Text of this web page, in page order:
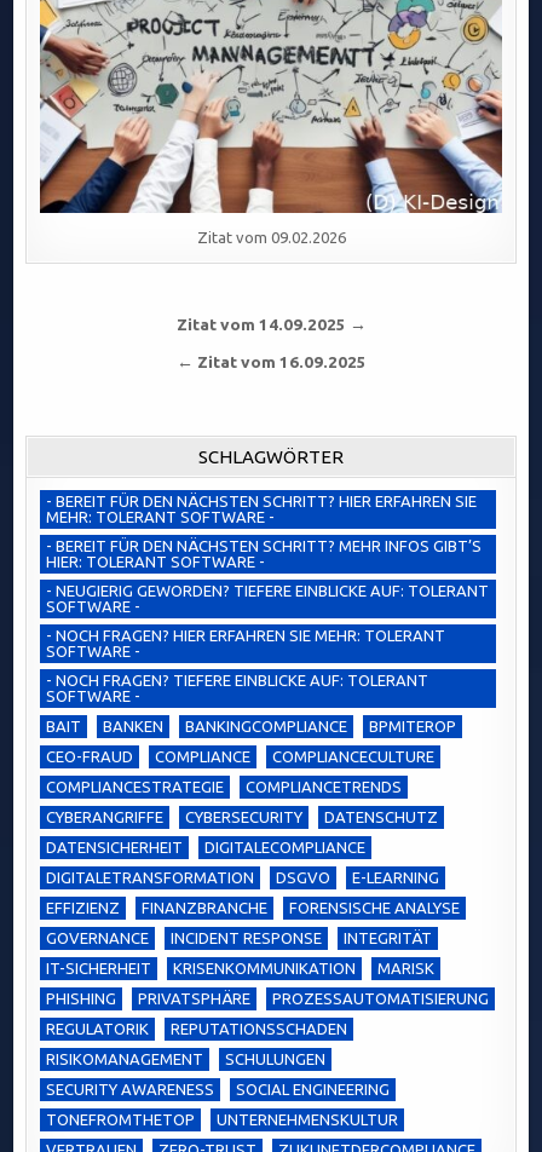
Zitat vom 09.02.2026
Beitragsnavigation
Zitat vom 14.09.2025 →
← Zitat vom 16.09.2025
SCHLAGWÖRTER
- BEREIT FÜR DEN NÄCHSTEN SCHRITT? HIER ERFAHREN SIE
MEHR: TOLERANT SOFTWARE -
- BEREIT FÜR DEN NÄCHSTEN SCHRITT? MEHR INFOS GIBT’S
HIER: TOLERANT SOFTWARE -
- NEUGIERIG GEWORDEN? TIEFERE EINBLICKE AUF: TOLERANT
SOFTWARE -
- NOCH FRAGEN? HIER ERFAHREN SIE MEHR: TOLERANT
SOFTWARE -
- NOCH FRAGEN? TIEFERE EINBLICKE AUF: TOLERANT
SOFTWARE -
BAIT
BANKEN BANKINGCOMPLIANCE
BPMITEROP
CEO-FRAUD
COMPLIANCE
COMPLIANCECULTURE
COMPLIANCESTRATEGIE
COMPLIANCETRENDS
CYBERANGRIFFE
CYBERSECURITY
DATENSCHUTZ
DATENSICHERHEIT
DIGITALECOMPLIANCE
DIGITALETRANSFORMATION
DSGVO
E-LEARNING
EFFIZIENZ
FINANZBRANCHE
FORENSISCHE ANALYSE
GOVERNANCE
INCIDENT RESPONSE
INTEGRITÄT
IT-SICHERHEIT
KRISENKOMMUNIKATION
MARISK
PHISHING
PRIVATSPHÄRE
PROZESSAUTOMATISIERUNG
REGULATORIK
REPUTATIONSSCHADEN
RISIKOMANAGEMENT
SCHULUNGEN
SECURITY AWARENESS
SOCIAL ENGINEERING
TONEFROMTHETOP
UNTERNEHMENSKULTUR